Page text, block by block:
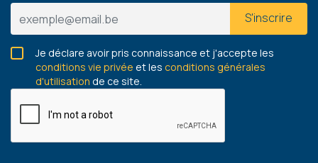
S'inscrire
Je déclare avoir pris connaissance et j'accepte les
conditions vie privée et les conditions générales
d'utilisation de ce site.